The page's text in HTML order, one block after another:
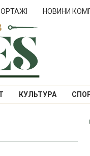
НОВИНИ
КУЛЬТУРА